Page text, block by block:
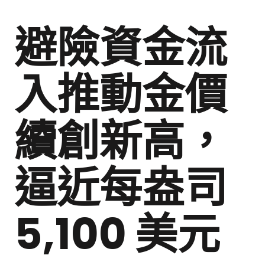
避險資金流
入推動金價
續創新高，
逼近每盎司
5,100 美元